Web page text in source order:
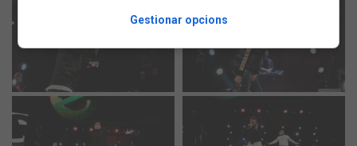
Gestionar opcions